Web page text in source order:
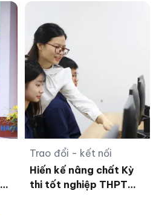
Trao đổi - kết nối
Hiến kế nâng chất Kỳ
thi tốt nghiệp THPT